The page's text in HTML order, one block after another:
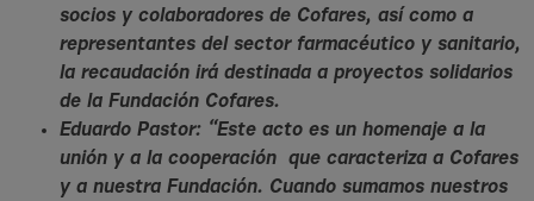
socios y colaboradores de Cofares, así como a
representantes del sector farmacéutico y sanitario,
la recaudación irá destinada a proyectos solidarios
de la Fundación Cofares.
Eduardo Pastor: “Este acto es un homenaje a la
unión y a la cooperación que caracteriza a Cofares
y a nuestra Fundación. Cuando sumamos nuestros